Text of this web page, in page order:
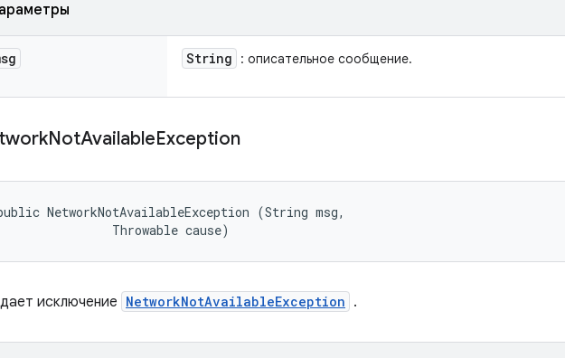
String : описательное сообщение.
NotAvailableException
NetworkNotAvailableException (String msg,
Throwable cause)
исключение NetworkNotAvailableException .